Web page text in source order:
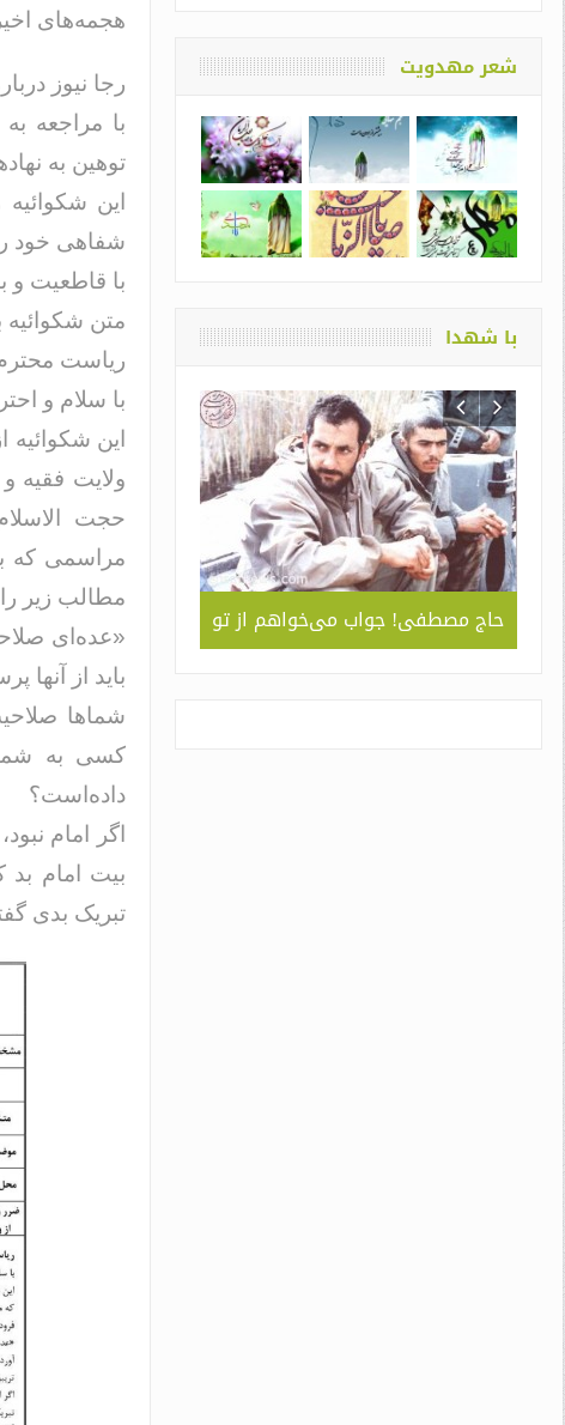
هجمه‌های
رجا نیوز
با مراجعه
توهین به
این
شفاهی خود را
با قاطعیت و
متن
ریاست
با سلام و
این شکوائیه
ولایت فقیه
حجت
مراسمی که
مطالب زیر
«عده‌ای
باید از
شماها
کسی به شما
داده‌است؟
اگر امام
بیت امام بد
تبریک بدی
شعر مهدویت
با شهدا
جلوه ای از همدلی
سبک و سیاق
حاج مصطفی! جواب می‌خواهم از تو